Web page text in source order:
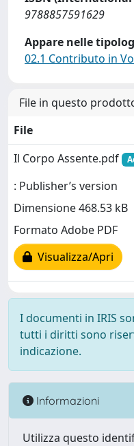
9788857591629
Appare nelle
02.1 Contributo in
File in questo
File
Il Corpo Assente.pdf
: Publisher’s version
Dimensione 468.53 kB
Formato Adobe PDF
Visualizza/Apri
I documenti in IRIS
tutti i diritti sono
indicazione.
Informazioni
Utilizza questo